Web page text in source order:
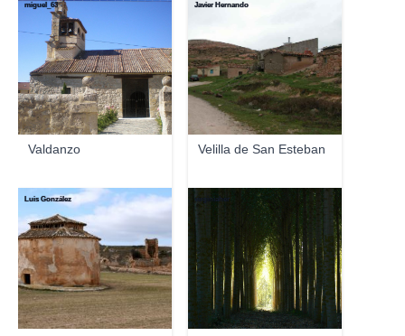
Valdanzo
miguel_63
Velilla de San Esteban
Javier Hernando
Luis González virginiaher